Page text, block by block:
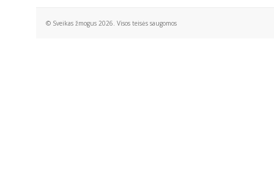
© Sveikas žmogus 2026. Visos teisės saugomos